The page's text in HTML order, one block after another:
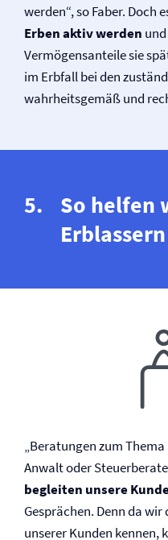
werden“, so Faber. Doch
Erben aktiv werden
Vermögensanteile sie
im Erbfall bei den
wahrheitsgemäß und
So helfen
Erblassern
„Beratungen zum
Anwalt oder
begleiten unsere
Gesprächen. Denn da
unserer Kunden kennen,